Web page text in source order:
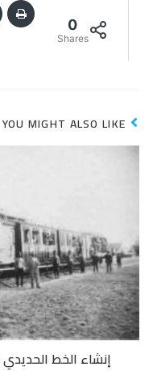
0
Shares
YOU MIGHT ALSO LIKE
إنشاء الخط